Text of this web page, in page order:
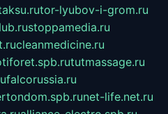
tor-lyubov-i-grom.ru
stoppamedia.ru
cleanmedicine.ru
tutmassage.ru
falcorussia.ru
net-life.net.ru